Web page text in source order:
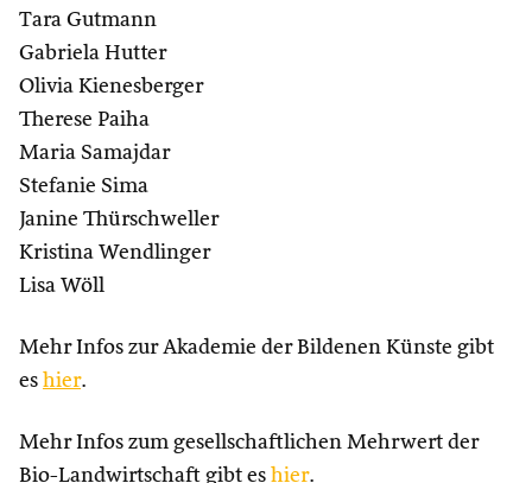
Tara Gutmann
Gabriela Hutter
Olivia Kienesberger
Therese Paiha
Maria Samajdar
Stefanie Sima
Janine Thürschweller
Kristina Wendlinger
Lisa Wöll
Mehr Infos zur Akademie der Bildenen Künste gibt
es hier.
Mehr Infos zum gesellschaftlichen Mehrwert der
Bio-Landwirtschaft gibt es hier.